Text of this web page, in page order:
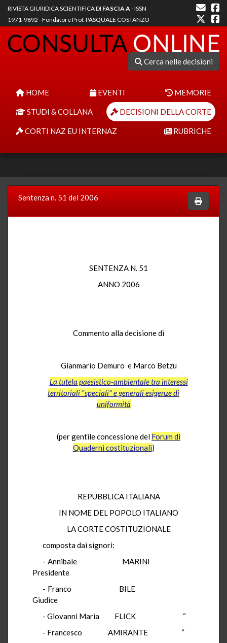
RIVISTA GIURIDICA SCIENTIFICA DI FASCIA A- ISSN
1971-9892 - Fondatore Prof. PASQUALE COSTANZO
Cerca nelle decisioni
HOME EVENTI MEMORIE
STUDI & COLLANA DECISIONI DELLA CORTE
CORTI NAZ EU INTERNAZ RUBRICHE
Sentenza n. 51 del 2006
SENTENZA N. 51
ANNO 2006
Commento alla decisione di
Gianmario Demuro e Marco Betzu
La tutela paesistico-ambientale tra interessi
territoriali "speciali" e generali esigenze di
uniformità
(per gentile concessione del Forum di
Quaderni costituzionali)
REPUBBLICA ITALIANA
IN NOME DEL POPOLO ITALIANO
LA CORTE COSTITUZIONALE
composta dai signori:
- Annibale MARINI
Presidente
- Franco BILE
Giudice
- Giovanni Maria FLICK “
- Francesco AMIRANTE “